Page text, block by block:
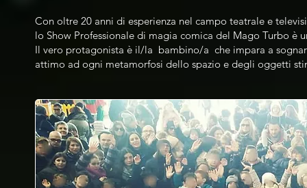
Con oltre 20 anni di esperienza nel campo teatrale e
lo Show Professionale di magia comica del Mago Turbo è
Il vero protagonista è il/la bambino/a che impara a
attimo ad ogni metamorfosi dello spazio e degli oggetti